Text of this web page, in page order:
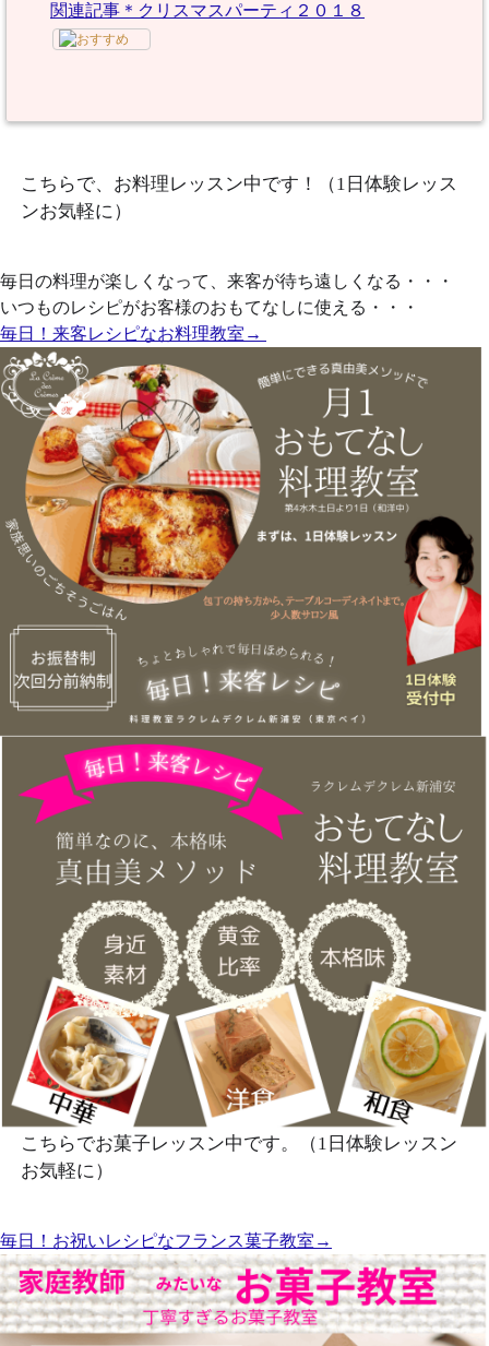
関連記事＊クリスマスパーティ２０１８
こちらで、お料理レッスン中です！（1日体験レッス
ンお気軽に）
毎日の料理が楽しくなって、来客が待ち遠しくなる・・・
いつものレシピがお客様のおもてなしに使える・・・
毎日！来客レシピなお料理教室→
こちらでお菓子レッスン中です。（1日体験レッスン
お気軽に）
毎日！お祝いレシピなフランス菓子教室→